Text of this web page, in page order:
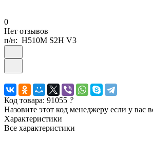
0
Нет отзывов
п/н: H510M S2H V3
Код товара: 91055 ?
Назовите этот код менеджеру если у вас
Характеристики
Все характеристики